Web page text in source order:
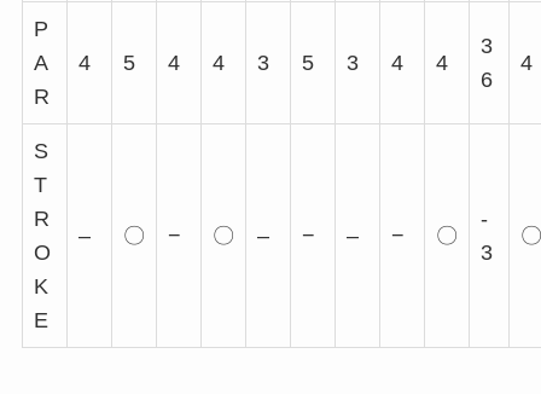
P
A
R
4 5 4 4 3 5 3 4 4
3
6
4
S
T
R
O
K
E
– 〇 − 〇 – − – − 〇
-
3
〇